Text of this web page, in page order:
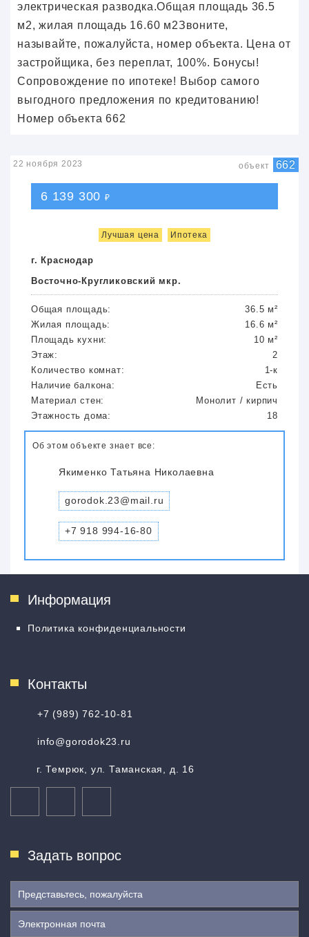
электрическая разводка.Общая площадь 36.5
м2, жилая площадь 16.60 м2Звоните,
называйте, пожалуйста, номер объекта. Цена от
застройщика, без переплат, 100%. Бонусы!
Сопровождение по ипотеке! Выбор самого
выгодного предложения по кредитованию!
Номер объекта 662
22 ноября 2023 объект 662
6 139 300 ₽
Лучшая цена Ипотека
г. Краснодар
Восточно-Кругликовский мкр.
Общая площадь:
36.5 м²
Жилая площадь:
16.6 м²
Площадь кухни:
10 м²
Этаж:
2
Количество комнат:
1-к
Наличие балкона:
Есть
Материал стен:
Монолит / кирпич
Этажность дома:
18
Об этом объекте знает все:
Якименко Татьяна Николаевна
gorodok.23@mail.ru
+7 918 994-16-80
Информация
Политика конфиденциальности
Контакты
+7 (989) 762-10-81
info@gorodok23.ru
г. Темрюк, ул. Таманская, д. 16
Задать вопрос